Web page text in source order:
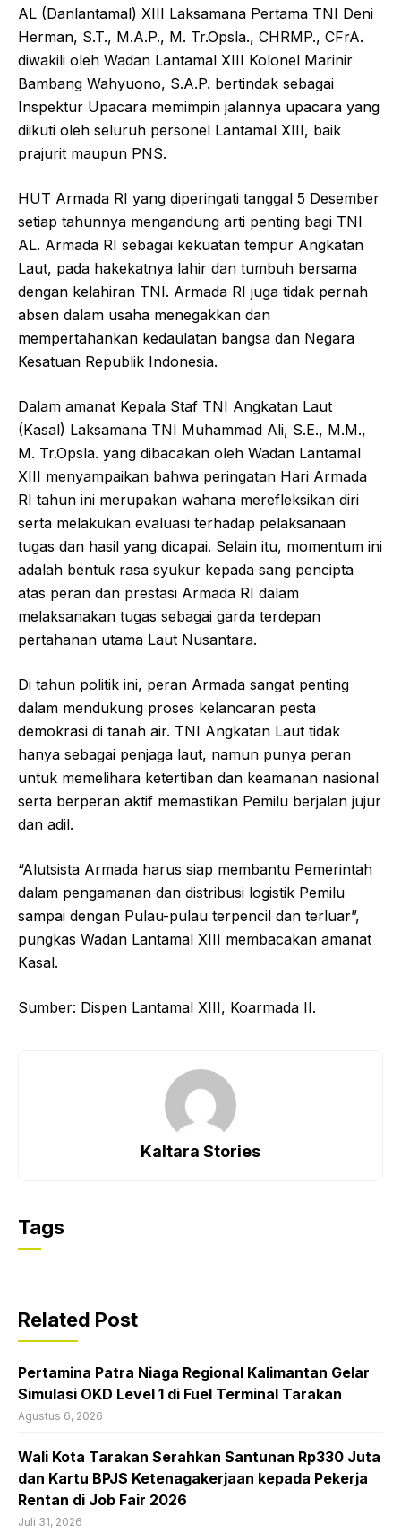
AL (Danlantamal) XIII Laksamana Pertama TNI Deni
Herman, S.T., M.A.P., M. Tr.Opsla., CHRMP., CFrA.
diwakili oleh Wadan Lantamal XIII Kolonel Marinir
Bambang Wahyuono, S.A.P. bertindak sebagai
Inspektur Upacara memimpin jalannya upacara yang
diikuti oleh seluruh personel Lantamal XIII, baik
prajurit maupun PNS.
HUT Armada RI yang diperingati tanggal 5 Desember
setiap tahunnya mengandung arti penting bagi TNI
AL. Armada RI sebagai kekuatan tempur Angkatan
Laut, pada hakekatnya lahir dan tumbuh bersama
dengan kelahiran TNI. Armada RI juga tidak pernah
absen dalam usaha menegakkan dan
mempertahankan kedaulatan bangsa dan Negara
Kesatuan Republik Indonesia.
Dalam amanat Kepala Staf TNI Angkatan Laut
(Kasal) Laksamana TNI Muhammad Ali, S.E., M.M.,
M. Tr.Opsla. yang dibacakan oleh Wadan Lantamal
XIII menyampaikan bahwa peringatan Hari Armada
RI tahun ini merupakan wahana merefleksikan diri
serta melakukan evaluasi terhadap pelaksanaan
tugas dan hasil yang dicapai. Selain itu, momentum ini
adalah bentuk rasa syukur kepada sang pencipta
atas peran dan prestasi Armada RI dalam
melaksanakan tugas sebagai garda terdepan
pertahanan utama Laut Nusantara.
Di tahun politik ini, peran Armada sangat penting
dalam mendukung proses kelancaran pesta
demokrasi di tanah air. TNI Angkatan Laut tidak
hanya sebagai penjaga laut, namun punya peran
untuk memelihara ketertiban dan keamanan nasional
serta berperan aktif memastikan Pemilu berjalan jujur
dan adil.
“Alutsista Armada harus siap membantu Pemerintah
dalam pengamanan dan distribusi logistik Pemilu
sampai dengan Pulau-pulau terpencil dan terluar”,
pungkas Wadan Lantamal XIII membacakan amanat
Kasal.
Sumber: Dispen Lantamal XIII, Koarmada II.
Kaltara Stories
Tags
Related Post
Pertamina Patra Niaga Regional Kalimantan Gelar
Simulasi OKD Level 1 di Fuel Terminal Tarakan
Agustus 6, 2026
Wali Kota Tarakan Serahkan Santunan Rp330 Juta
dan Kartu BPJS Ketenagakerjaan kepada Pekerja
Rentan di Job Fair 2026
Juli 31, 2026